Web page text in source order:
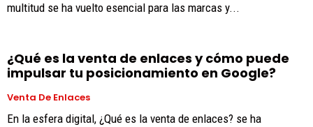
multitud se ha vuelto esencial para las marcas y...
¿Qué es la venta de enlaces y cómo puede
impulsar tu posicionamiento en Google?
Venta De Enlaces
En la esfera digital, ¿Qué es la venta de enlaces? se ha